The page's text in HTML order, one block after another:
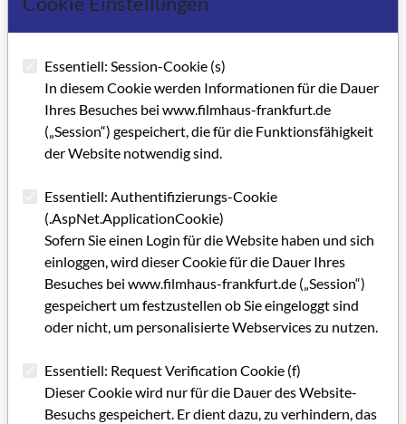
Essentiell: Session-Cookie (s)
In diesem Cookie werden Informationen für die Dauer
Ihres Besuches bei www.filmhaus-frankfurt.de
(„Session“) gespeichert, die für die Funktionsfähigkeit
der Website notwendig sind.
Essentiell: Authentifizierungs-Cookie
(.AspNet.ApplicationCookie)
Sofern Sie einen Login für die Website haben und sich
einloggen, wird dieser Cookie für die Dauer Ihres
Besuches bei www.filmhaus-frankfurt.de („Session“)
gespeichert um festzustellen ob Sie eingeloggt sind
oder nicht, um personalisierte Webservices zu nutzen.
Essentiell: Request Verification Cookie (f)
Dieser Cookie wird nur für die Dauer des Website-
Besuchs gespeichert. Er dient dazu, zu verhindern, das